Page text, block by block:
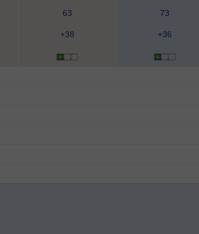
63 73
+38 +36